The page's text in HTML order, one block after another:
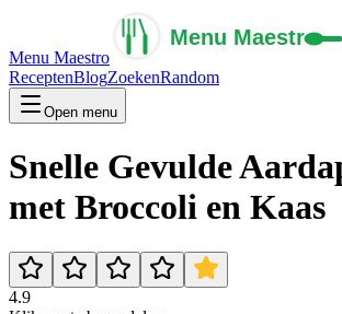
Menu Maestro
ReceptenBlogZoekenRandom
Open menu
Snelle Gevulde
met Broccoli en Kaas
4.9